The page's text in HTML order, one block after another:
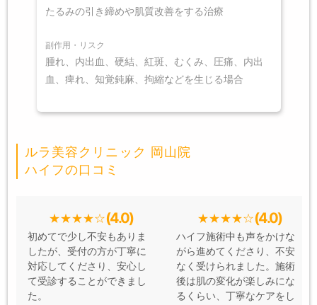
たるみの引き締めや肌質改善をする治療
副作用・リスク
腫れ、内出血、硬結、紅斑、むくみ、圧痛、内出
血、痺れ、知覚鈍麻、拘縮などを生じる場合
ルラ美容クリニック 岡山院
ハイフの口コミ
(4.0)
初めてで少し不安もありま
したが、受付の方が丁寧に
対応してくださり、安心し
て受診することができまし
た。
(4.0)
ハイフ施術中も声をかけな
がら進めてくださり、不安
なく受けられました。施術
後は肌の変化が楽しみにな
るくらい、丁寧なケアをし